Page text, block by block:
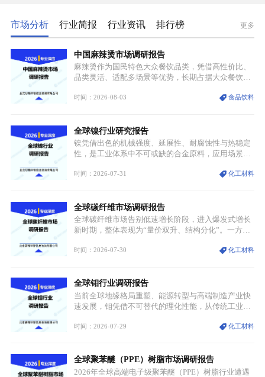
市场分析 行业简报 行业资讯 排行榜 更多
中国麻辣烫市场调研报告
麻辣烫作为国民特色大众餐饮品类，凭借高性价比、
品类灵活、适配多场景等优势，长期占据大众餐饮重
型，叠加消费需求升级、线上流量变革、新零售业态
特点，在消费、创业、政策、技术多重驱动下，依旧
具备强劲的发展活力。
时间：2026-08-03 食品饮料
全球镍行业研究报告
镍凭借出色的机械强度、延展性、耐腐蚀性与热稳定
性，是工业体系中不可或缺的合金原料，应用场景横
用价值难以被替代。依托理化优势，镍被全球主要经
型为新能源核心战略矿产，全球产业形成“印尼掌控
资源与产能、中国主导消费与技术、工艺向低碳湿法
迭代、再生镍加速补位”的全新格局。
时间：2026-07-31 化工材料
全球碳纤维市场调研报告
全球碳纤维市场告别低速增长阶段，进入爆发式增长
新时期，整体表现为“量价双升、结构分化”。一方面
持续扩张；另一方面产品、需求、应用场景呈现明显
体规模扩张，高附加值领域与规模化工业应用形成两
大独立增长体系。
时间：2026-07-30 化工材料
全球钼行业调研报告
当前全球地缘格局重塑、能源转型与高端制造产业快
速发展，钼凭借不可替代的理化性能，从传统工业金
需格局重构、价值体系重估的新阶段。钼是典型难熔
贯穿传统工业、高端制造、军工、新能源等多个核心
产业，成为现代工业体系中不可或缺的基础材料。
时间：2026-07-29 化工材料
全球聚苯醚（PPE）树脂市场调研报告
2026年全球高端电子级聚苯醚（PPE）树脂行业遭遇